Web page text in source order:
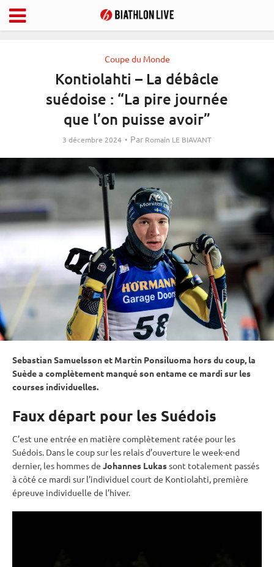
Coupe du Monde
Kontiolahti – La débâcle
suédoise : “La pire journée
que l’on puisse avoir”
3 décembre 2024 Par Romain LE BIAVANT
Sebastian Samuelsson et Martin Ponsiluoma hors du coup, la
Suède a complètement manqué son entame ce mardi sur les
courses individuelles.
Faux départ pour les Suédois
C’est une entrée en matière complètement ratée pour les
Suédois. Dans le coup sur les relaisd’ouverture le week-end
dernier, les hommes de Johannes Lukassont totalement passés
à côté ce mardi sur l’individuel court de Kontiolahti, première
épreuve individuelle de l’hiver.